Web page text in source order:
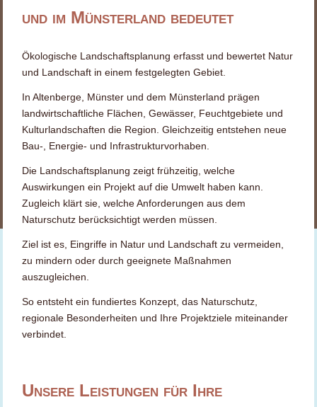
und im Münsterland bedeutet
Ökologische Landschaftsplanung erfasst und bewertet Natur
und Landschaft in einem festgelegten Gebiet.
In Altenberge, Münster und dem Münsterland prägen
landwirtschaftliche Flächen, Gewässer, Feuchtgebiete und
Kulturlandschaften die Region. Gleichzeitig entstehen neue
Bau-, Energie- und Infrastrukturvorhaben.
Die Landschaftsplanung zeigt frühzeitig, welche
Auswirkungen ein Projekt auf die Umwelt haben kann.
Zugleich klärt sie, welche Anforderungen aus dem
Naturschutz berücksichtigt werden müssen.
Ziel ist es, Eingriffe in Natur und Landschaft zu vermeiden,
zu mindern oder durch geeignete Maßnahmen
auszugleichen.
So entsteht ein fundiertes Konzept, das Naturschutz,
regionale Besonderheiten und Ihre Projektziele miteinander
verbindet.
Unsere Leistungen für Ihre